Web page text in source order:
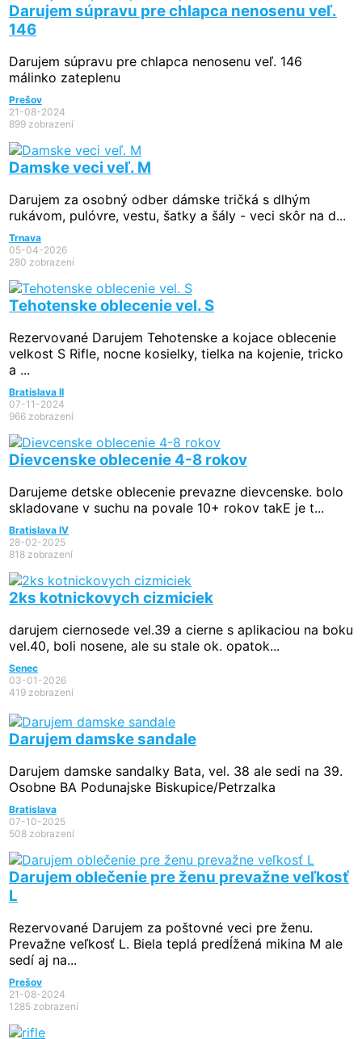
Darujem súpravu pre chlapca nenosenu veľ.
146
Darujem súpravu pre chlapca nenosenu veľ. 146
málinko zateplenu
Prešov
21-08-2024
899 zobrazení
Damske veci veľ. M
Darujem za osobný odber dámske tričká s dlhým
rukávom, pulóvre, vestu, šatky a šály - veci skôr na d...
Trnava
05-04-2026
280 zobrazení
Tehotenske oblecenie vel. S
Rezervované Darujem Tehotenske a kojace oblecenie
velkost S Rifle, nocne kosielky, tielka na kojenie, tricko
a ...
Bratislava II
07-11-2024
966 zobrazení
Dievcenske oblecenie 4-8 rokov
Darujeme detske oblecenie prevazne dievcenske. bolo
skladovane v suchu na povale 10+ rokov takE je t...
Bratislava IV
28-02-2025
818 zobrazení
2ks kotnickovych cizmiciek
darujem ciernosede vel.39 a cierne s aplikaciou na boku
vel.40, boli nosene, ale su stale ok. opatok...
Senec
03-01-2026
419 zobrazení
Darujem damske sandale
Darujem damske sandalky Bata, vel. 38 ale sedi na 39.
Osobne BA Podunajske Biskupice/Petrzalka
Bratislava
07-10-2025
508 zobrazení
Darujem oblečenie pre ženu prevažne veľkosť
L
Rezervované Darujem za poštovné veci pre ženu.
Prevažne veľkosť L. Biela teplá predĺžená mikina M ale
sedí aj na...
Prešov
21-08-2024
1285 zobrazení